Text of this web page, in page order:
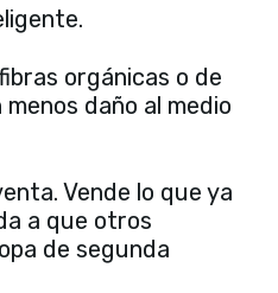
orgánicas o de
daño al medio
Vende lo que ya
a que otros
de segunda